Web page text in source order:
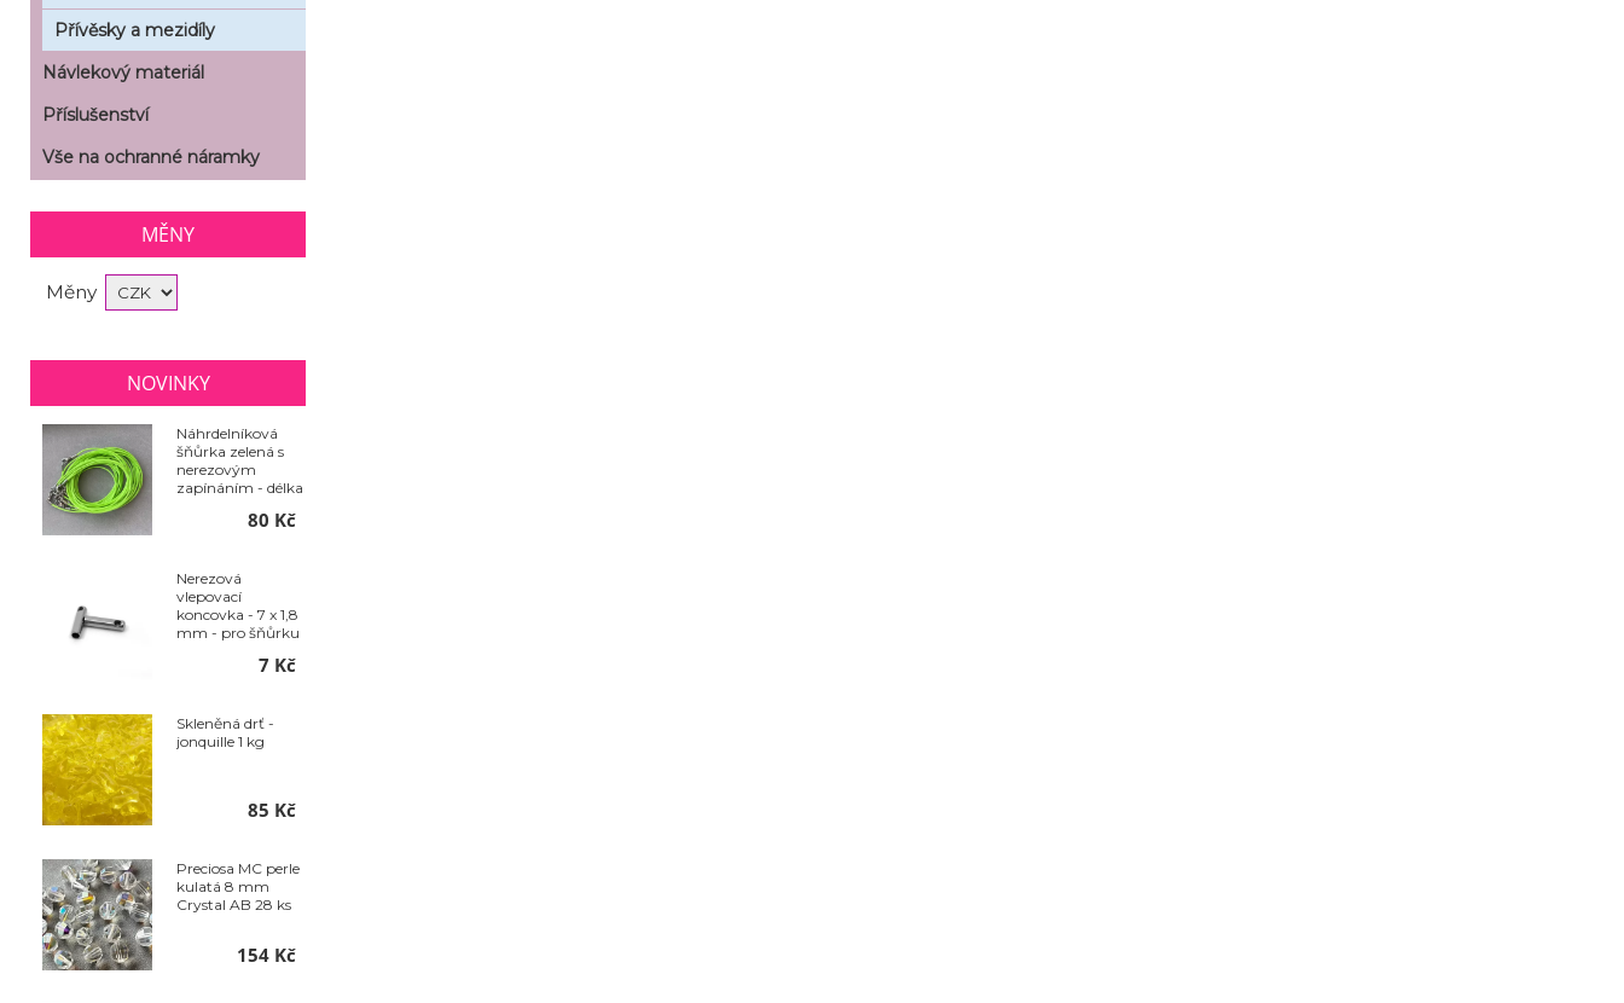
Přívěsky a mezidíly
Návlekový materiál
Příslušenství
Vše na ochranné náramky
MĚNY
Měny
NOVINKY
Náhrdelníková
šňůrka zelená s
nerezovým
zapínáním - délka
80 Kč
Nerezová
vlepovací
koncovka - 7 x 1,8
mm - pro šňůrku
7 Kč
Skleněná drť -
jonquille 1 kg
85 Kč
Preciosa MC perle
kulatá 8 mm
Crystal AB 28 ks
154 Kč